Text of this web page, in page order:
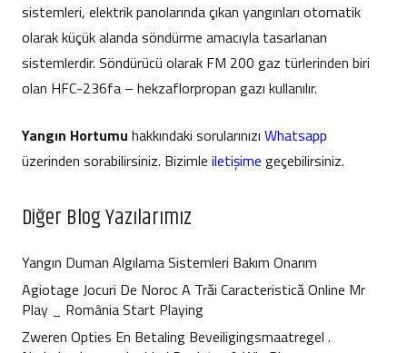
sistemleri, elektrik panolarında çıkan yangınları otomatik
olarak küçük alanda söndürme amacıyla tasarlanan
sistemlerdir. Söndürücü olarak FM 200 gaz türlerinden biri
olan HFC-236fa – hekzaflorpropan gazı kullanılır.
Yangın Hortumu hakkındaki sorularınızı Whatsapp
üzerinden sorabilirsiniz. Bizimle iletişime geçebilirsiniz.
Diğer Blog Yazılarımız
Yangın Duman Algılama Sistemleri Bakım Onarım
Agiotage Jocuri De Noroc A Trăi Caracteristică Online Mr
Play _ România Start Playing
Zweren Opties En Betaling Beveiligingsmaatregel .